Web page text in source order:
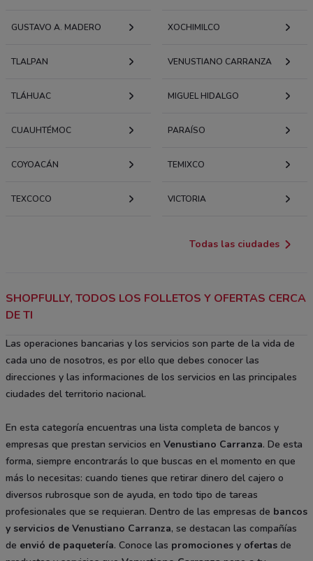
GUSTAVO A. MADERO XOCHIMILCO
TLALPAN VENUSTIANO CARRANZA
TLÁHUAC MIGUEL HIDALGO
CUAUHTÉMOC PARAÍSO
COYOACÁN TEMIXCO
TEXCOCO VICTORIA
Todas las ciudades
SHOPFULLY, TODOS LOS FOLLETOS Y OFERTAS CERCA
DE TI
Las operaciones bancarias y los servicios son parte de la vida de
cada uno de nosotros, es por ello que debes conocer las
direcciones y las informaciones de los servicios en las principales
ciudades del territorio nacional.
En esta categoría encuentras una lista completa de bancos y
empresas que prestan servicios en Venustiano Carranza. De esta
forma, siempre encontrarás lo que buscas en el momento en que
más lo necesitas: cuando tienes que retirar dinero del cajero o
diversos rubrosque son de ayuda, en todo tipo de tareas
profesionales que se requieran. Dentro de las empresas de bancos
y servicios de Venustiano Carranza, se destacan las compañías
de envió de paquetería. Conoce las promociones y ofertas de